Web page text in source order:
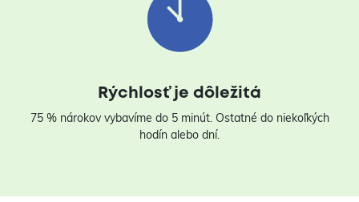
Rýchlosť je dôležitá
75 % nárokov vybavíme do 5 minút. Ostatné do niekoľkých
hodín alebo dní.